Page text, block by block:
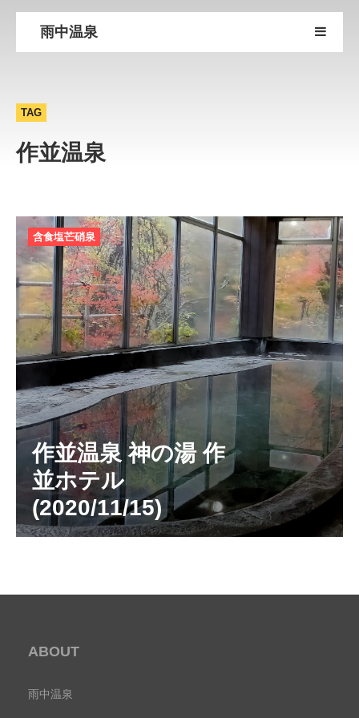
雨中温泉
TAG
作並温泉
作並温泉 神の湯 作
並ホテル
(2020/11/15)
含食塩芒硝泉
ABOUT
雨中温泉